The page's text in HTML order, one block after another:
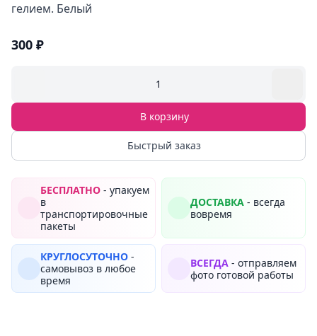
гелием. Белый
300 ₽
1
В корзину
Быстрый заказ
БЕСПЛАТНО - упакуем
в
транспортировочные
пакеты
ДОСТАВКА - всегда
вовремя
КРУГЛОСУТОЧНО -
самовывоз в любое
время
ВСЕГДА - отправляем
фото готовой работы